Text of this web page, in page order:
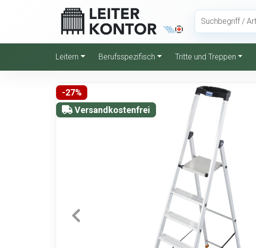
Leitern Berufsspezifisch Tritte und Treppen
-27%
Versandkostenfrei